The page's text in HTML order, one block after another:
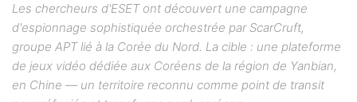
Les chercheurs d'ESET ont découvert une campagne
d'espionnage sophistiquée orchestrée par ScarCruft,
groupe APT lié à la Corée du Nord. La cible : une plateforme
de jeux vidéo dédiée aux Coréens de la région de Yanbian,
en Chine — un territoire reconnu comme point de transit